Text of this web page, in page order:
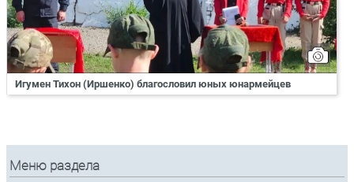
Игумен Тихон (Иршенко) благословил юных юнармейцев
Меню раздела